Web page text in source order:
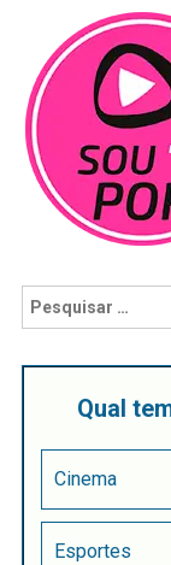
Qual
Cinema
Esportes